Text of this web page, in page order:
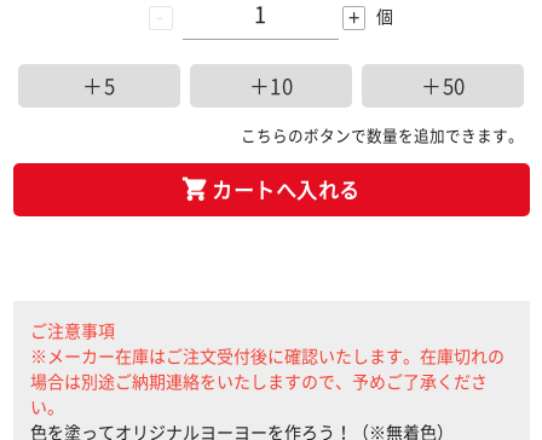
- + 個
＋5 ＋10 ＋50
こちらのボタンで数量を追加できます。
カートへ入れる
ご注意事項
※メーカー在庫はご注文受付後に確認いたします。在庫切れの
場合は別途ご納期連絡をいたしますので、予めご了承くださ
い。
色を塗ってオリジナルヨーヨーを作ろう！（※無着色）